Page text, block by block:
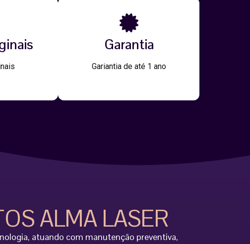
Garantia
Gariantia de até 1 ano
ALMA LASER
atuando com manutenção preventiva,